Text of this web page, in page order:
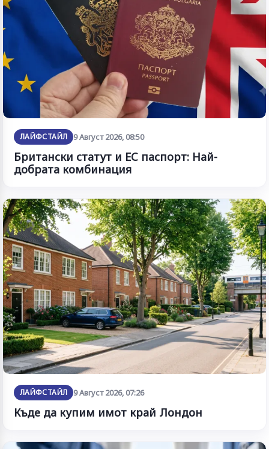
ЛАЙФСТАЙЛ 9 Август 2026, 08:50
Британски статут и ЕС паспорт: Най-
добрата комбинация
ЛАЙФСТАЙЛ 9 Август 2026, 07:26
Къде да купим имот край Лондон